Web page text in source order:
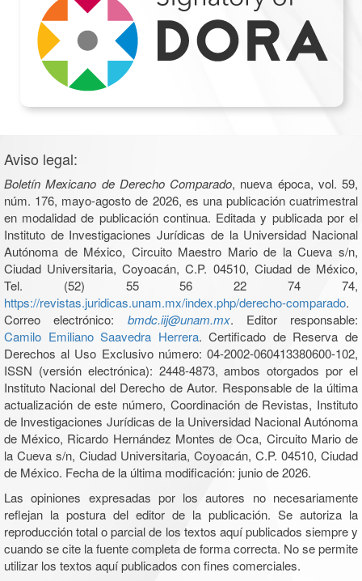
Aviso legal:
Boletín Mexicano de Derecho Comparado, nueva época, vol. 59,
núm. 176, mayo-agosto de 2026, es una publicación cuatrimestral
en modalidad de publicación continua. Editada y publicada por el
Instituto de Investigaciones Jurídicas de la Universidad Nacional
Autónoma de México, Circuito Maestro Mario de la Cueva s/n,
Ciudad Universitaria, Coyoacán, C.P. 04510, Ciudad de México,
Tel. (52) 55 56 22 74 74,
https://revistas.juridicas.unam.mx/index.php/derecho-comparado.
Correo electrónico: bmdc.iij@unam.mx. Editor responsable:
Camilo Emiliano Saavedra Herrera. Certificado de Reserva de
Derechos al Uso Exclusivo número: 04-2002-060413380600-102,
ISSN (versión electrónica): 2448-4873, ambos otorgados por el
Instituto Nacional del Derecho de Autor. Responsable de la última
actualización de este número, Coordinación de Revistas, Instituto
de Investigaciones Jurídicas de la Universidad Nacional Autónoma
de México, Ricardo Hernández Montes de Oca, Circuito Mario de
la Cueva s/n, Ciudad Universitaria, Coyoacán, C.P. 04510, Ciudad
de México. Fecha de la última modificación: junio de 2026.
Las opiniones expresadas por los autores no necesariamente
reflejan la postura del editor de la publicación. Se autoriza la
reproducción total o parcial de los textos aquí publicados siempre y
cuando se cite la fuente completa de forma correcta. No se permite
utilizar los textos aquí publicados con fines comerciales.